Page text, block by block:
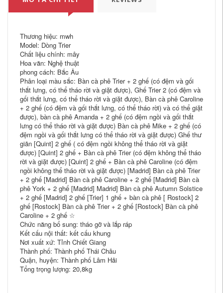
Thương hiệu: mwh
Model: Dòng Trier
Chất liệu chính: mây
Hoa văn: Nghệ thuật
phong cách: Bắc Âu
Phân loại màu sắc: Bàn cà phê Trier + 2 ghế (có đệm và gối
thắt lưng, có thể tháo rời và giặt được), Ghế Trier 2 (có đệm và
gối thắt lưng, có thể tháo rời và giặt được), Bàn cà phê Caroline
+ 2 ghế (có đệm và gối thắt lưng, có thể tháo rời) và có thể giặt
được), bàn cà phê Amanda + 2 ghế (có đệm ngồi và gối thắt
lưng có thể tháo rời và giặt được) Bàn cà phê Mike + 2 ghế (có
đệm ngồi và gối thắt lưng có thể tháo rời và giặt được) Ghế thư
giãn [Quint] 2 ghế ( có đệm ngồi không thể tháo rời và giặt
được) [Quint] 2 ghế + Bàn cà phê Trier (có đệm không thể tháo
rời và giặt được) [Quint] 2 ghế + Bàn cà phê Caroline (có đệm
ngồi không thể tháo rời và giặt được) [Madrid] Bàn cà phê Trier
+ 2 ghế [Madrid] Bàn cà phê Caroline + 2 ghế [Madrid] Bàn cà
phê York + 2 ghế [Madrid] Madrid] Bàn cà phê Autumn Solstice
+ 2 ghế [Madrid] 2 ghế [Trier] 1 ghế + bàn cà phê [ Rostock] 2
ghế [Rostock] Bàn cà phê Trier + 2 ghế [Rostock] Bàn cà phê
Caroline + 2 ghế ☆
Chức năng bổ sung: tháo gỡ và lắp ráp
Kết cấu nội thất: kết cấu khung
Nơi xuất xứ: Tỉnh Chiết Giang
Thành phố: Thành phố Thái Châu
Quận, huyện: Thành phố Lâm Hải
Tổng trọng lượng: 20,8kg